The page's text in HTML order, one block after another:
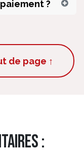
?
de page ↑
: